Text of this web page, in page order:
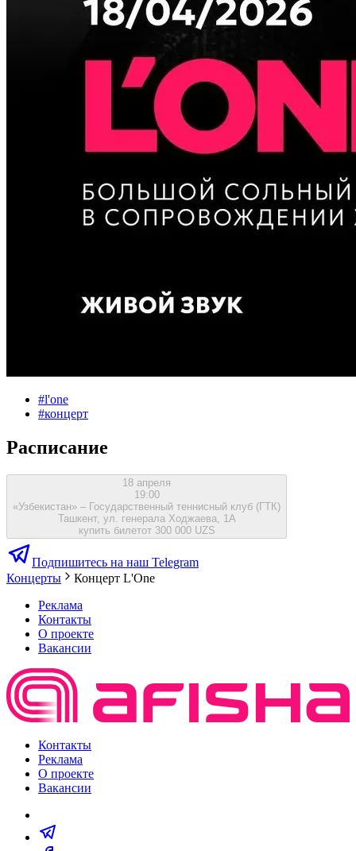
#l'one
#концерт
Расписание
18 апреля
19:00
«Узбекистан» – Государственный теннисный клуб (ГТК)
Ташкент, ул. генерала Ходжаева, 1А
купить билетот 300 000 UZS
Подпишитесь на наш Telegram
Концерты
Концерт L'One
Реклама
Контакты
О проекте
Вакансии
Контакты
Реклама
О проекте
Вакансии